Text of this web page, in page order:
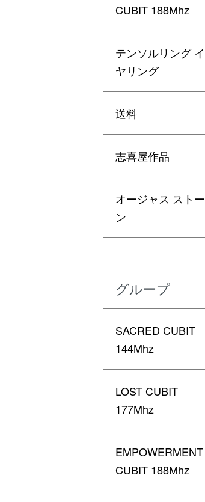
CUBIT 188Mhz
テンソルリング イ
ヤリング
送料
志喜屋作品
オージャス ストー
ン
グループ
SACRED CUBIT
144Mhz
LOST CUBIT
177Mhz
EMPOWERMENT
CUBIT 188Mhz